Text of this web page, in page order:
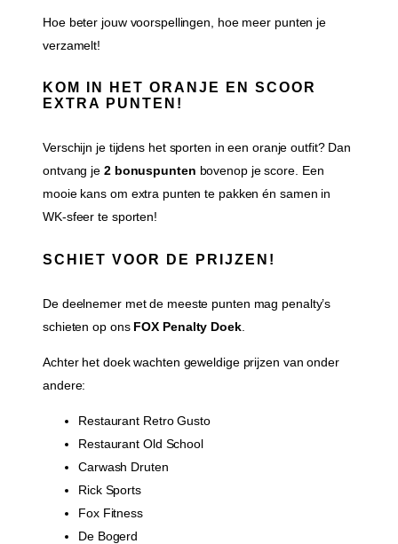
Hoe beter jouw voorspellingen, hoe meer punten je
verzamelt!
KOM IN HET ORANJE EN SCOOR
EXTRA PUNTEN!
Verschijn je tijdens het sporten in een oranje outfit? Dan
ontvang je 2 bonuspunten bovenop je score. Een
mooie kans om extra punten te pakken én samen in
WK-sfeer te sporten!
SCHIET VOOR DE PRIJZEN!
De deelnemer met de meeste punten mag penalty’s
schieten op ons FOX Penalty Doek.
Achter het doek wachten geweldige prijzen van onder
andere:
Restaurant Retro Gusto
Restaurant Old School
Carwash Druten
Rick Sports
Fox Fitness
De Bogerd